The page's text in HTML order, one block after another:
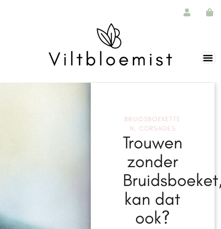
BRUIDSBOEKETTE
N, CORSAGES
Trouwen
zonder
kan dat
ook?